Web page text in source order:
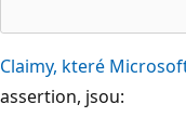
Claimy, které
assertion, jsou: